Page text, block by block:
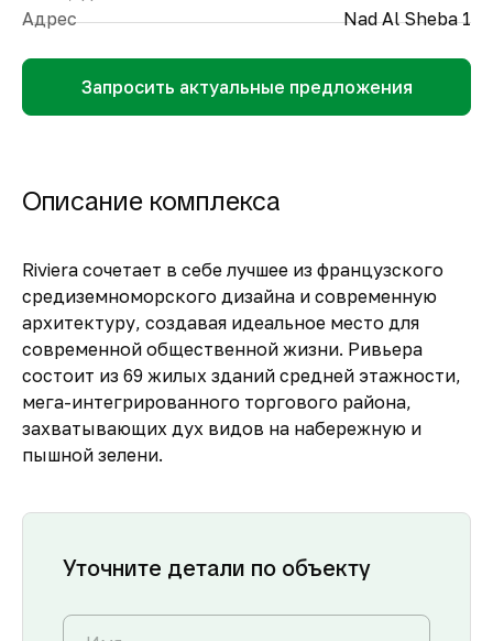
Адрес Nad Al Sheba 1
Запросить актуальные предложения
Описание комплекса
Riviera сочетает в себе лучшее из французского
средиземноморского дизайна и современную
архитектуру, создавая идеальное место для
современной общественной жизни. Ривьера
состоит из 69 жилых зданий средней этажности,
мега-интегрированного торгового района,
захватывающих дух видов на набережную и
пышной зелени.
Уточните детали по объекту